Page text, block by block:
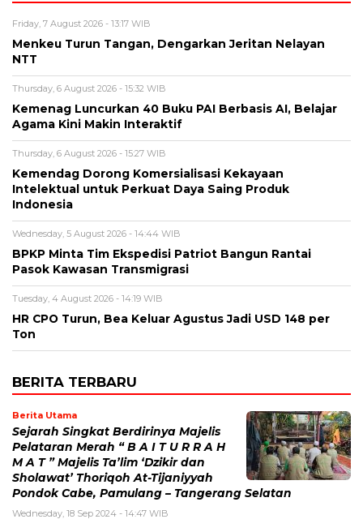
Friday, 7 August 2026 - 13:17 WIB
Menkeu Turun Tangan, Dengarkan Jeritan Nelayan
NTT
Thursday, 6 August 2026 - 15:32 WIB
Kemenag Luncurkan 40 Buku PAI Berbasis AI, Belajar
Agama Kini Makin Interaktif
Thursday, 6 August 2026 - 15:27 WIB
Kemendag Dorong Komersialisasi Kekayaan
Intelektual untuk Perkuat Daya Saing Produk
Indonesia
Wednesday, 5 August 2026 - 14:44 WIB
BPKP Minta Tim Ekspedisi Patriot Bangun Rantai
Pasok Kawasan Transmigrasi
Tuesday, 4 August 2026 - 14:19 WIB
HR CPO Turun, Bea Keluar Agustus Jadi USD 148 per
Ton
BERITA TERBARU
Berita Utama
Sejarah Singkat Berdirinya Majelis
Pelataran Merah “ B A I T U R R A H
M A T ” Majelis Ta’lim ‘Dzikir dan
Sholawat’ Thoriqoh At-Tijaniyyah
Pondok Cabe, Pamulang – Tangerang Selatan
Wednesday, 18 Sep 2024 - 14:47 WIB